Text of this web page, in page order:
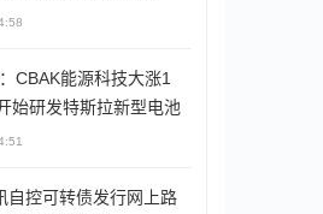
CBAK能源科技大涨1
始研发特斯拉新型电池
自控可转债发行网上路